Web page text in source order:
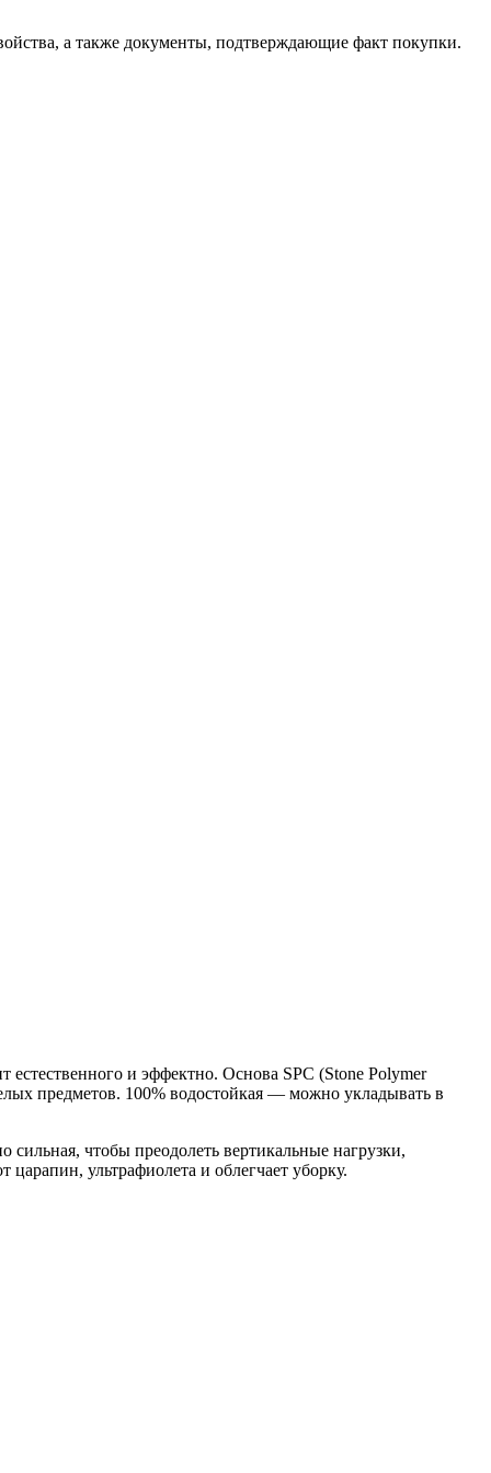
а также документы, подтверждающие факт покупки.
и эффектно. Основа SPC (Stone Polymer
предметов. 100% водостойкая — можно укладывать в
чтобы преодолеть вертикальные нагрузки,
ультрафиолета и облегчает уборку.